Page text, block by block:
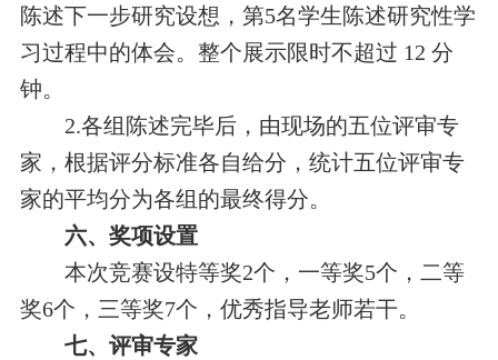
陈述下一步研究设想，第5名学生陈述研究性学
习过程中的体会。整个展示限时不超过 12 分
钟。
2.各组陈述完毕后，由现场的五位评审专
家，根据评分标准各自给分，统计五位评审专
家的平均分为各组的最终得分。
六、 奖项设置
本次竞赛设特等奖2个，一等奖5个，二等
奖6个，三等奖7个，优秀指导老师若干。
七、评审专家